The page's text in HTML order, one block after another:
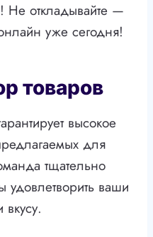
Не откладывайте —
уже сегодня!
товаров
высокое
для
тщательно
удовлетворить ваши